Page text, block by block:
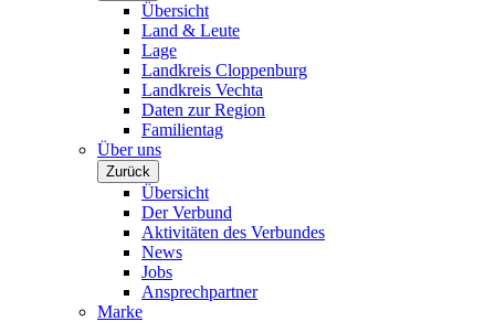
Übersicht
Land & Leute
Lage
Landkreis Cloppenburg
Landkreis Vechta
Daten zur Region
Familientag
Über uns
Zurück
Übersicht
Der Verbund
Aktivitäten des Verbundes
News
Jobs
Ansprechpartner
Marke